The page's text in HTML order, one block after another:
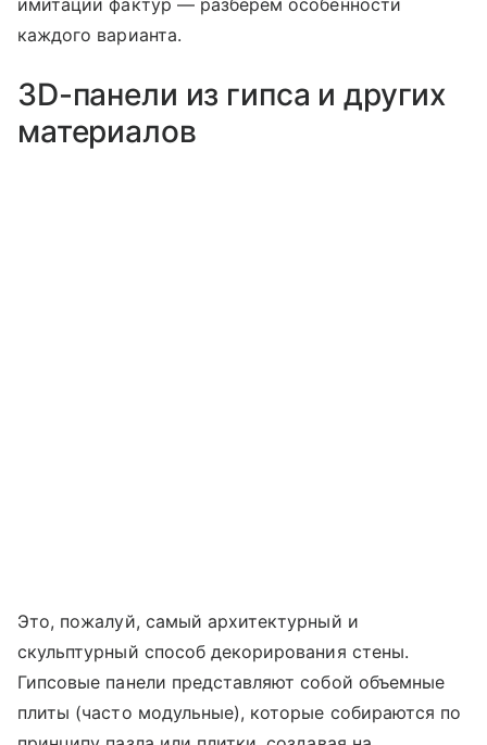
имитации фактур — разберем особенности
каждого варианта.
3D-панели из гипса и других
материалов
Это, пожалуй, самый архитектурный и
скульптурный способ декорирования стены.
Гипсовые панели представляют собой объемные
плиты (часто модульные), которые собираются по